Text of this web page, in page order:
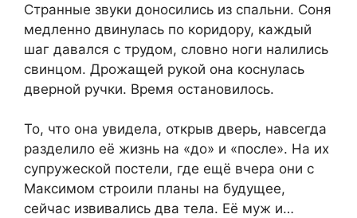
Странные звуки доносились из спальни. Соня
медленно двинулась по коридору, каждый
шаг давался с трудом, словно ноги налились
свинцом. Дрожащей рукой она коснулась
дверной ручки. Время остановилось.
То, что она увидела, открыв дверь, навсегда
разделило её жизнь на «до» и «после». На их
супружеской постели, где ещё вчера они с
Максимом строили планы на будущее,
сейчас извивались два тела. Её муж и…